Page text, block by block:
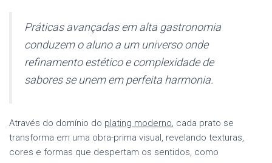
Práticas avançadas em alta gastronomia
conduzem o aluno a um universo onde
refinamento estético e complexidade de
sabores se unem em perfeita harmonia.
Através do domínio do plating moderno, cada prato se
transforma em uma obra-prima visual, revelando texturas,
cores e formas que despertam os sentidos, como